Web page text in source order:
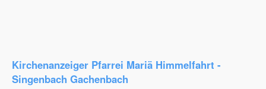
Kirchenanzeiger Pfarrei Mariä Himmelfahrt -
Singenbach Gachenbach